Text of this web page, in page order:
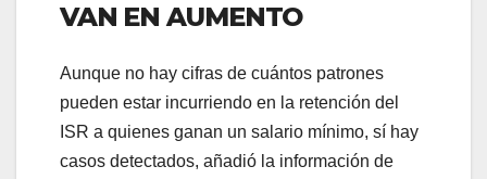
VAN EN AUMENTO
Aunque no hay cifras de cuántos patrones
pueden estar incurriendo en la retención del
ISR a quienes ganan un salario mínimo, sí hay
casos detectados, añadió la información de